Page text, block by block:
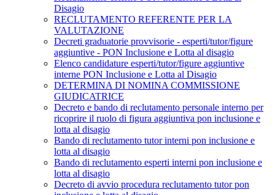
Disagio
RECLUTAMENTO REFERENTE PER LA
VALUTAZIONE
Decreti graduatorie provvisorie - esperti/tutor/figure
aggiuntive - PON Inclusione e Lotta al disagio
Elenco candidature esperti/tutor/figure aggiuntive
interne PON Inclusione e Lotta al Disagio
DETERMINA DI NOMINA COMMISSIONE
GIUDICATRICE
Decreto e bando di reclutamento personale interno per
ricoprire il ruolo di figura aggiuntiva pon inclusione e
lotta al disagio
Bando di reclutamento tutor interni pon inclusione e
lotta al disagio
Bando di reclutamento esperti interni pon inclusione e
lotta al disagio
Decreto di avvio procedura reclutamento tutor pon